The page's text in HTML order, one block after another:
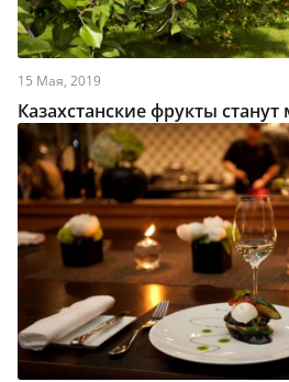
15 Мая, 2019
Казахстанские фрукты